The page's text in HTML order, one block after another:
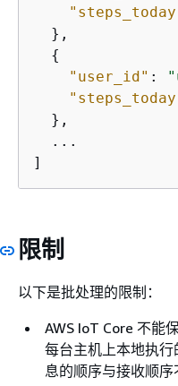
  },
{
"user_id" :
  },
  ...
]
限制
以下是批处理的限制：
AWS IoT Core 不能
每台主机上本地执
息的顺序与接收顺序